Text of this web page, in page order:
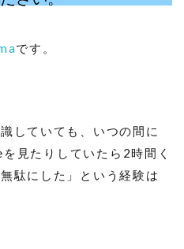
です。
していても、いつの間に
見たりしていたら2時間く
駄にした」という経験は